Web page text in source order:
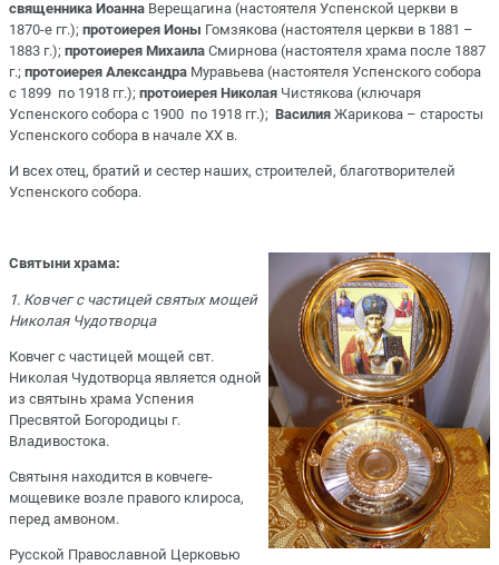
священника Иоанна Верещагина (настоятеля Успенской церкви в
1870-е гг.); протоиерея Ионы Гомзякова (настоятеля церкви в 1881 –
1883 г.); протоиерея Михаила Смирнова (настоятеля храма после 1887
г.; протоиерея Александра Муравьева (настоятеля Успенского собора
с 1899 по 1918 гг.); протоиерея Николая Чистякова (ключаря
Успенского собора с 1900 по 1918 гг.); Василия Жарикова – старосты
Успенского собора в начале XX в.
И всех отец, братий и сестер наших, строителей, благотворителей
Успенского собора.
Святыни храма:
1. Ковчег с частицей святых мощей
Николая Чудотворца
Ковчег с частицей мощей свт.
Николая Чудотворца является одной
из святынь храма Успения
Пресвятой Богородицы г.
Владивостока.
Святыня находится в ковчеге-
мощевике возле правого клироса,
перед амвоном.
Русской Православной Церковью